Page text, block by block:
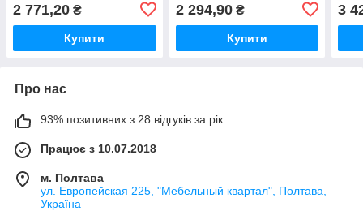
2 771,20 ₴
Купити
2 294,90₴
Купити
3
Про нас
93% позитивних з 28 відгуків за рік
Працює з 10.07.2018
м. Полтава
ул. Европейская 225, "Мебельный квартал", Полтава,
Україна